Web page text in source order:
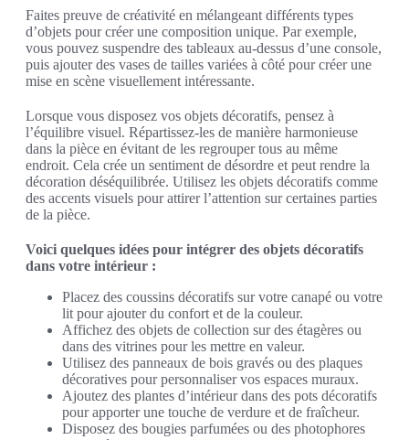
Faites preuve de créativité en mélangeant différents types
d’objets pour créer une composition unique. Par exemple,
vous pouvez suspendre des tableaux au-dessus d’une console,
puis ajouter des vases de tailles variées à côté pour créer une
mise en scène visuellement intéressante.
Lorsque vous disposez vos objets décoratifs, pensez à
l’équilibre visuel. Répartissez-les de manière harmonieuse
dans la pièce en évitant de les regrouper tous au même
endroit. Cela crée un sentiment de désordre et peut rendre la
décoration déséquilibrée. Utilisez les objets décoratifs comme
des accents visuels pour attirer l’attention sur certaines parties
de la pièce.
Voici quelques idées pour intégrer des objets décoratifs
dans votre intérieur :
Placez des coussins décoratifs sur votre canapé ou votre
lit pour ajouter du confort et de la couleur.
Affichez des objets de collection sur des étagères ou
dans des vitrines pour les mettre en valeur.
Utilisez des panneaux de bois gravés ou des plaques
décoratives pour personnaliser vos espaces muraux.
Ajoutez des plantes d’intérieur dans des pots décoratifs
pour apporter une touche de verdure et de fraîcheur.
Disposez des bougies parfumées ou des photophores